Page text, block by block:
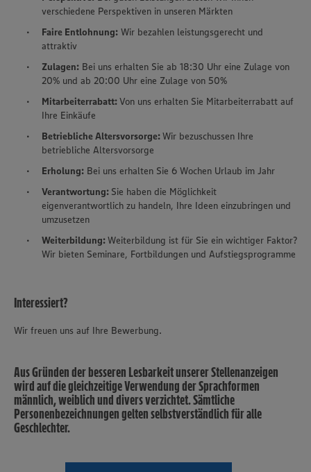
Wir setzen Cookies und andere Technologien ein, um Ihnen
verschiedene Perspektiven in unseren Märkten
Faire Entlohnung: Wir bezahlen leistungsgerecht und
attraktiv
Zulagen: Bei uns erhalten Sie ab 18:30 Uhr eine Zulage von
20% und ab 20:00 Uhr eine Zulage von 50%
Mitarbeiterrabatt:Von uns erhalten Sie Mitarbeiterrabatt auf
Ihre Einkäufe
Betriebliche Altersvorsorge:Wir bezuschussen Ihre
betriebliche Altersvorsorge
Erholung: Bei uns erhalten Sie 6 Wochen Urlaub im Jahr
Verantwortung: Sie haben die Möglichkeit
eigenverantwortlich zu handeln, Ihre Ideen einzubringen und
umzusetzen
Weiterbildung:Weiterbildung ist für Sie ein wichtiger Faktor?
Wir bieten Seminare, Fortbildungen und Aufstiegsprogramme
Interessiert?
Wir freuen uns auf Ihre Bewerbung.
Aus Gründen der besseren Lesbarkeit unserer Stellenanzeigen
wird auf die gleichzeitige Verwendung der Sprachformen
männlich, weiblich und divers verzichtet. Sämtliche
Personenbezeichnungen gelten selbstverständlich für alle
Geschlechter.